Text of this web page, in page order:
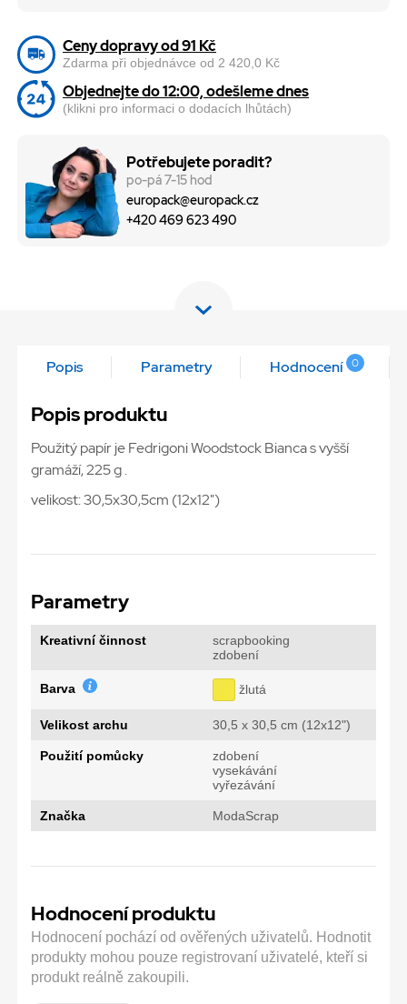
Ceny dopravy od 91 Kč
Zdarma při objednávce od 2 420,0 Kč
Objednejte do 12:00, odešleme dnes
(klikni pro informaci o dodacích lhůtách)
Potřebujete poradit?
po-pá 7-15 hod
europack@europack.cz
+420 469 623 490
Popis Parametry Hodnocení 0
Popis produktu
Použitý papír je Fedrigoni Woodstock Bianca s vyšší
gramáží, 225 g .
velikost: 30,5x30,5cm (12x12")
Parametry
Kreativní činnost
scrapbooking
zdobení
Barva žlutá
Velikost archu 30,5 x 30,5 cm (12x12")
Použití pomůcky
zdobení
vysekávání
vyřezávání
Značka ModaScrap
Hodnocení produktu
Hodnocení pochází od ověřených uživatelů. Hodnotit
produkty mohou pouze registrovaní uživatelé, kteří si
produkt reálně zakoupili.